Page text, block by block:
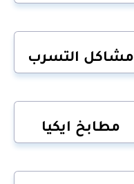
مشاكل التسرب
مطابخ ايكيا